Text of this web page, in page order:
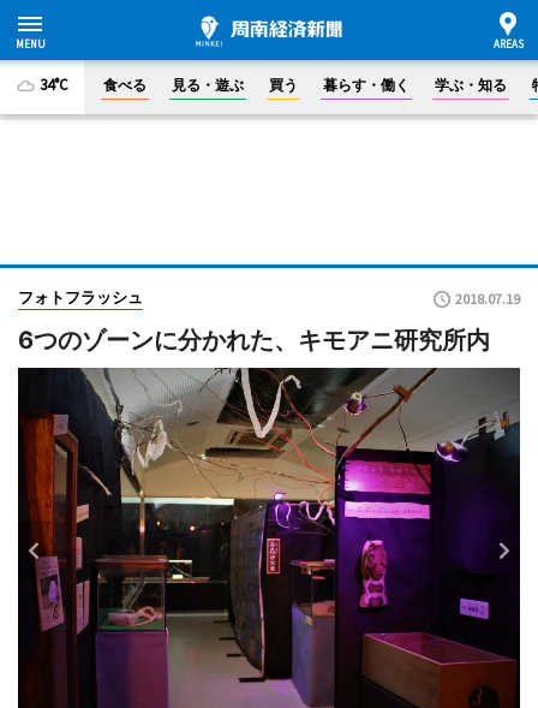
34°C 食べる 見る・遊ぶ 買う 暮らす・働く 学ぶ・知る
フォトフラッシュ 2018.07.19
6つのゾーンに分かれた、キモアニ研究所内